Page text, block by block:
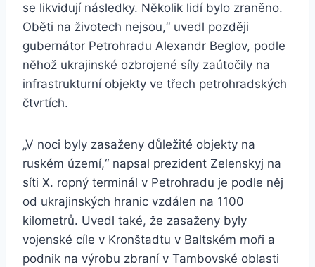
se likvidují následky. Několik lidí bylo zraněno.
Oběti na životech nejsou,“ uvedl později
gubernátor Petrohradu Alexandr Beglov, podle
něhož ukrajinské ozbrojené síly zaútočily na
infrastrukturní objekty ve třech petrohradských
čtvrtích.
„V noci byly zasaženy důležité objekty na
ruském území,“ napsal prezident Zelenskyj na
síti X. ropný terminál v Petrohradu je podle něj
od ukrajinských hranic vzdálen na 1100
kilometrů. Uvedl také, že zasaženy byly
vojenské cíle v Kronštadtu v Baltském moři a
podnik na výrobu zbraní v Tambovské oblasti